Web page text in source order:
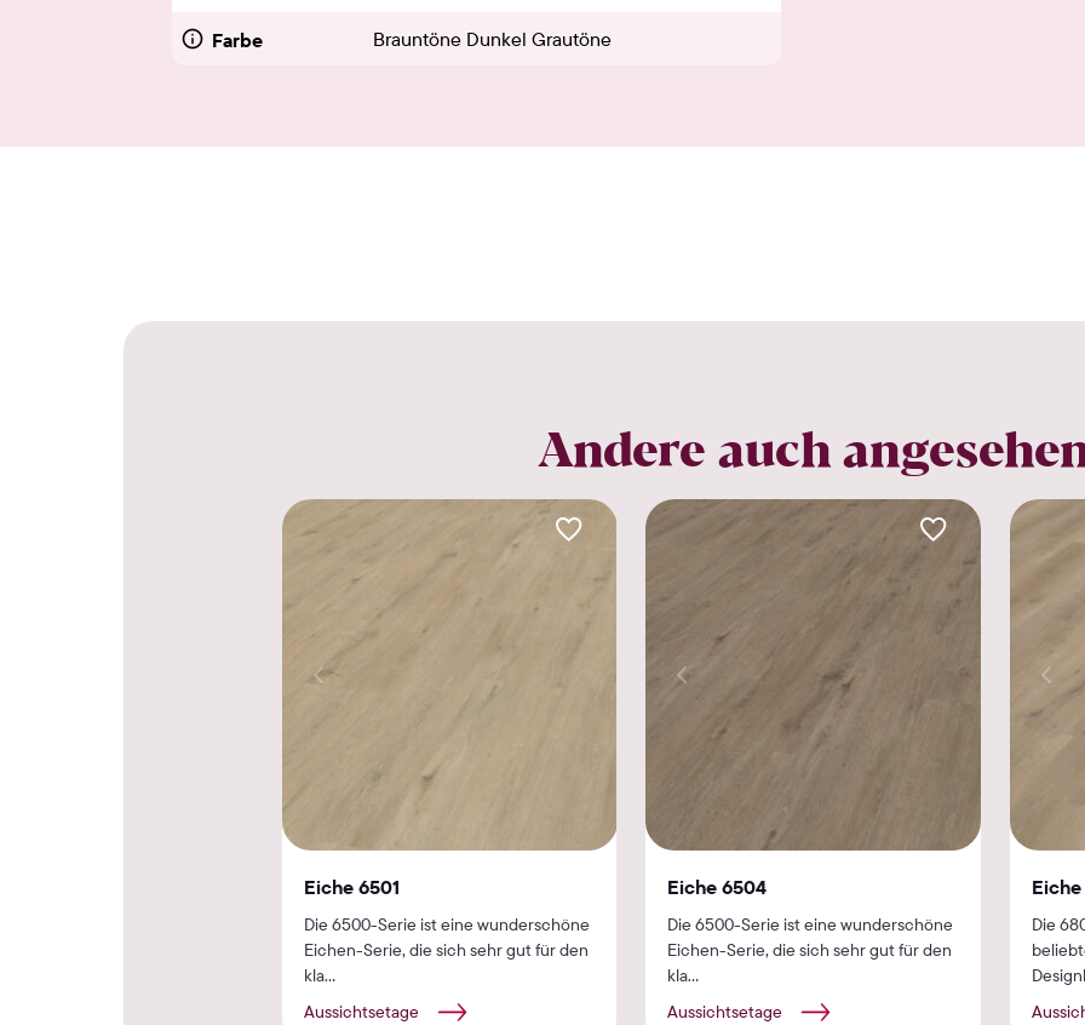
Farbe Brauntöne Dunkel Grautöne
Andere auch
Eiche 6501
Die 6500-Serie ist eine wunderschöne
Eichen-Serie, die sich sehr gut für den
kla...
Aussichtsetage
Eiche 6504
Die 6500-Serie ist eine wunderschöne
Eichen-Serie, die sich sehr gut für den
kla...
Aussichtsetage
Die